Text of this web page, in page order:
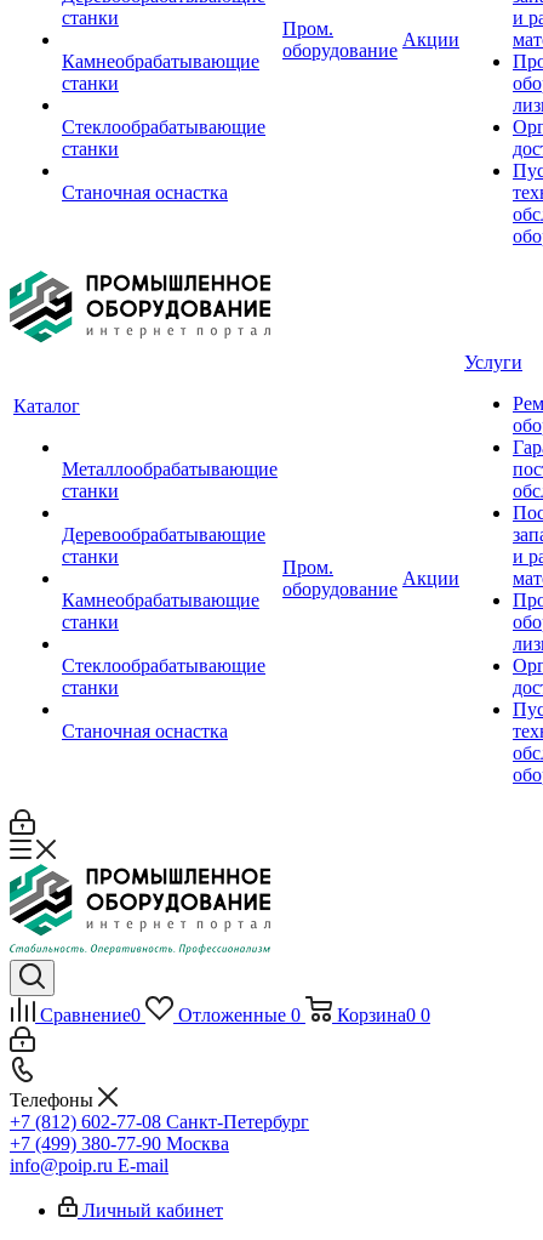
станки
Камнеобрабатывающие
станки
Стеклообрабатывающие
станки
Станочная оснастка
Пром.
оборудование
Акции
и
Каталог
Металлообрабатывающие
станки
Деревообрабатывающие
станки
Камнеобрабатывающие
станки
Стеклообрабатывающие
станки
Станочная оснастка
Пром.
оборудование
Акции
Услуги
и
Сравнение0 Отложенные 0 Корзина0 0
Телефоны
+7 (812) 602-77-08 Санкт-Петербург
+7 (499) 380-77-90 Москва
info@poip.ru E-mail
Личный кабинет